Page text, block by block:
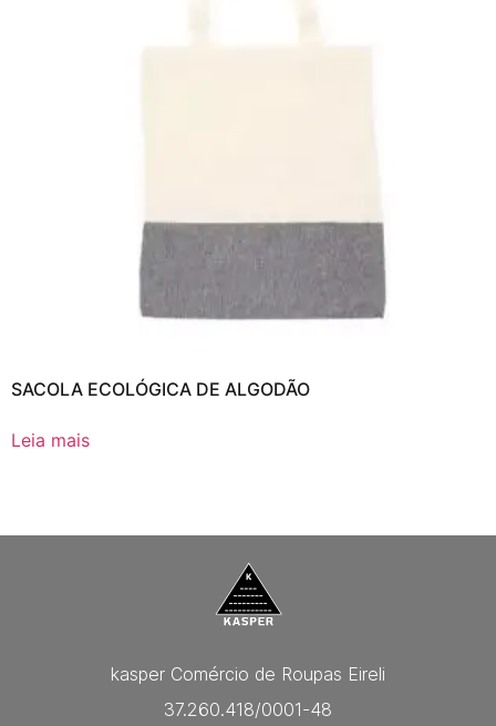
SACOLA ECOLÓGICA DE ALGODÃO
Leia mais
kasper Comércio de Roupas Eireli
37.260.418/0001-48